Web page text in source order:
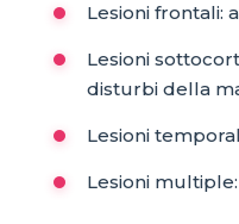
Lesioni frontali:
Lesioni
disturbi della
Lesioni
Lesioni